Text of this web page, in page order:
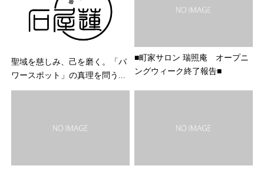
聖域を慈しみ、己を磨く。「パ
ワースポット」の真理を問う...
■町家サロン 瑞照庵 オープニ
ングウィーク終了報告■